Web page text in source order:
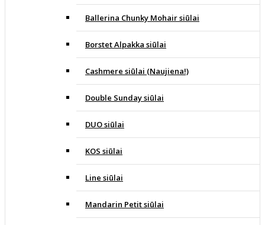
Ballerina Chunky Mohair siūlai
Borstet Alpakka siūlai
Cashmere siūlai (Naujiena!)
Double Sunday siūlai
DUO siūlai
KOS siūlai
Line siūlai
Mandarin Petit siūlai